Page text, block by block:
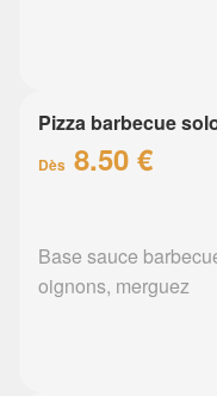
Pizza barbecue
Dès 8.50 €
Base sauce
oignons, merguez